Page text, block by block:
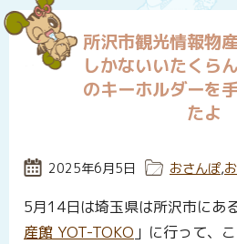
所沢市観光情報物
しかないいたくら
のキーホルダーを
たよ
投稿日:
2025年6月5日 カテゴリー:
おさんぽ,
5月14日は埼玉県は所沢市にあ
産館 YOT-TOKO 」に行って、